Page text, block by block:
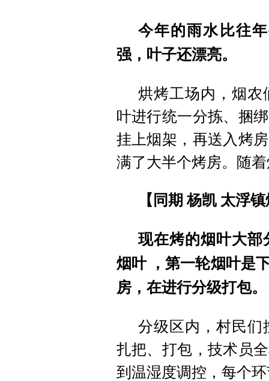
今年的雨水比往
强，叶子还漂亮。
烘烤工场内，烟农
叶进行统一分拣、捆
挂上烟架，再送入烤
满了大半个烤房。随
【同期 杨凯 太浮
现在烤的烟叶大部
烟叶 ，第一轮烟叶是
房，在进行分级打包。
分级区内，村民们
扎把、打包，技术员
到温湿度调控，每个